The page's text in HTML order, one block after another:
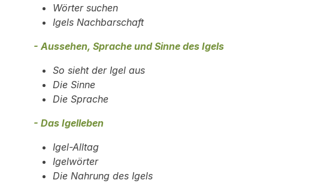
Wörter suchen
Igels Nachbarschaft
- Aussehen, Sprache und Sinne des Igels
So sieht der Igel aus
Die Sinne
Die Sprache
- Das Igelleben
Igel-Alltag
Igelwörter
Die Nahrung des Igels